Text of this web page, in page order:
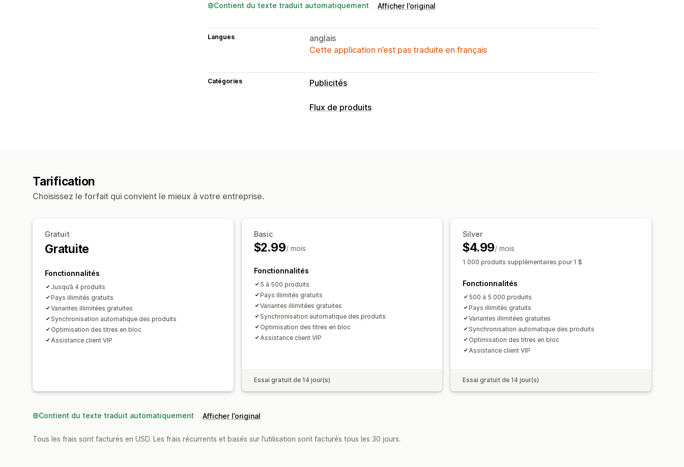
Contient du texte traduit automatiquement Afficher l’original
Langues
anglais
Cette application n’est pas traduite en français
Catégories Publicités
Flux de produits
Tarification
Choisissez le forfait qui convient le mieux à votre entreprise.
Gratuit
Gratuite
Fonctionnalités
Jusqu’à 4 produits
Pays illimités gratuits
Variantes illimitées gratuites
Synchronisation automatique des produits
Optimisation des titres en bloc
Assistance client VIP
Basic
$2.99/ mois
Fonctionnalités
5 à 500 produits
Pays illimités gratuits
Variantes illimitées gratuites
Synchronisation automatique des produits
Optimisation des titres en bloc
Assistance client VIP
Essai gratuit de 14 jour(s)
Silver
$4.99/ mois
1 000 produits supplémentaires pour 1 $
Fonctionnalités
500 à 5 000 produits
Pays illimités gratuits
Variantes illimitées gratuites
Synchronisation automatique des produits
Optimisation des titres en bloc
Assistance client VIP
Essai gratuit de 14 jour(s)
Contient du texte traduit automatiquement Afficher l’original
Tous les frais sont facturés en USD. Les frais récurrents et basés sur l’utilisation sont facturés tous les 30 jours.